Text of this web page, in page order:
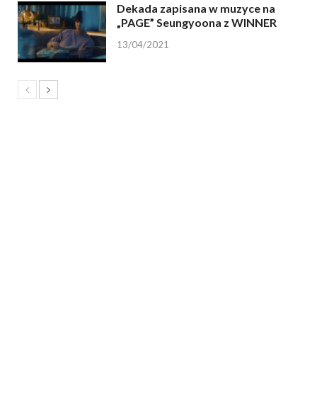
Dekada zapisana w muzyce na
„PAGE” Seungyoona z WINNER
13/04/2021